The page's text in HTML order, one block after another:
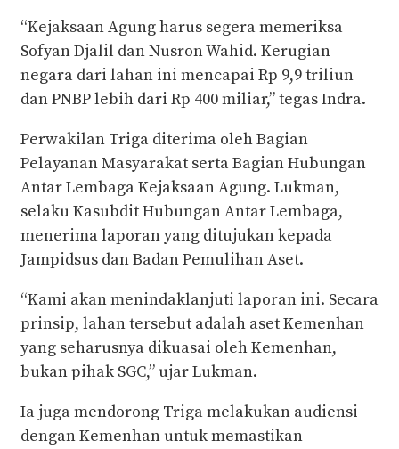
“Kejaksaan Agung harus segera memeriksa
Sofyan Djalil dan Nusron Wahid. Kerugian
negara dari lahan ini mencapai Rp 9,9 triliun
dan PNBP lebih dari Rp 400 miliar,” tegas Indra.
Perwakilan Triga diterima oleh Bagian
Pelayanan Masyarakat serta Bagian Hubungan
Antar Lembaga Kejaksaan Agung. Lukman,
selaku Kasubdit Hubungan Antar Lembaga,
menerima laporan yang ditujukan kepada
Jampidsus dan Badan Pemulihan Aset.
“Kami akan menindaklanjuti laporan ini. Secara
prinsip, lahan tersebut adalah aset Kemenhan
yang seharusnya dikuasai oleh Kemenhan,
bukan pihak SGC,” ujar Lukman.
Ia juga mendorong Triga melakukan audiensi
dengan Kemenhan untuk memastikan